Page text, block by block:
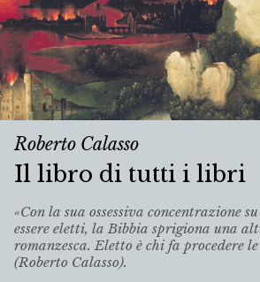
Roberto Calasso
Il libro di tutti i libri
«Con la sua ossessiva concentrazione
essere eletti, la Bibbia sprigiona una
romanzesca. Eletto è chi fa procedere
(Roberto Calasso).